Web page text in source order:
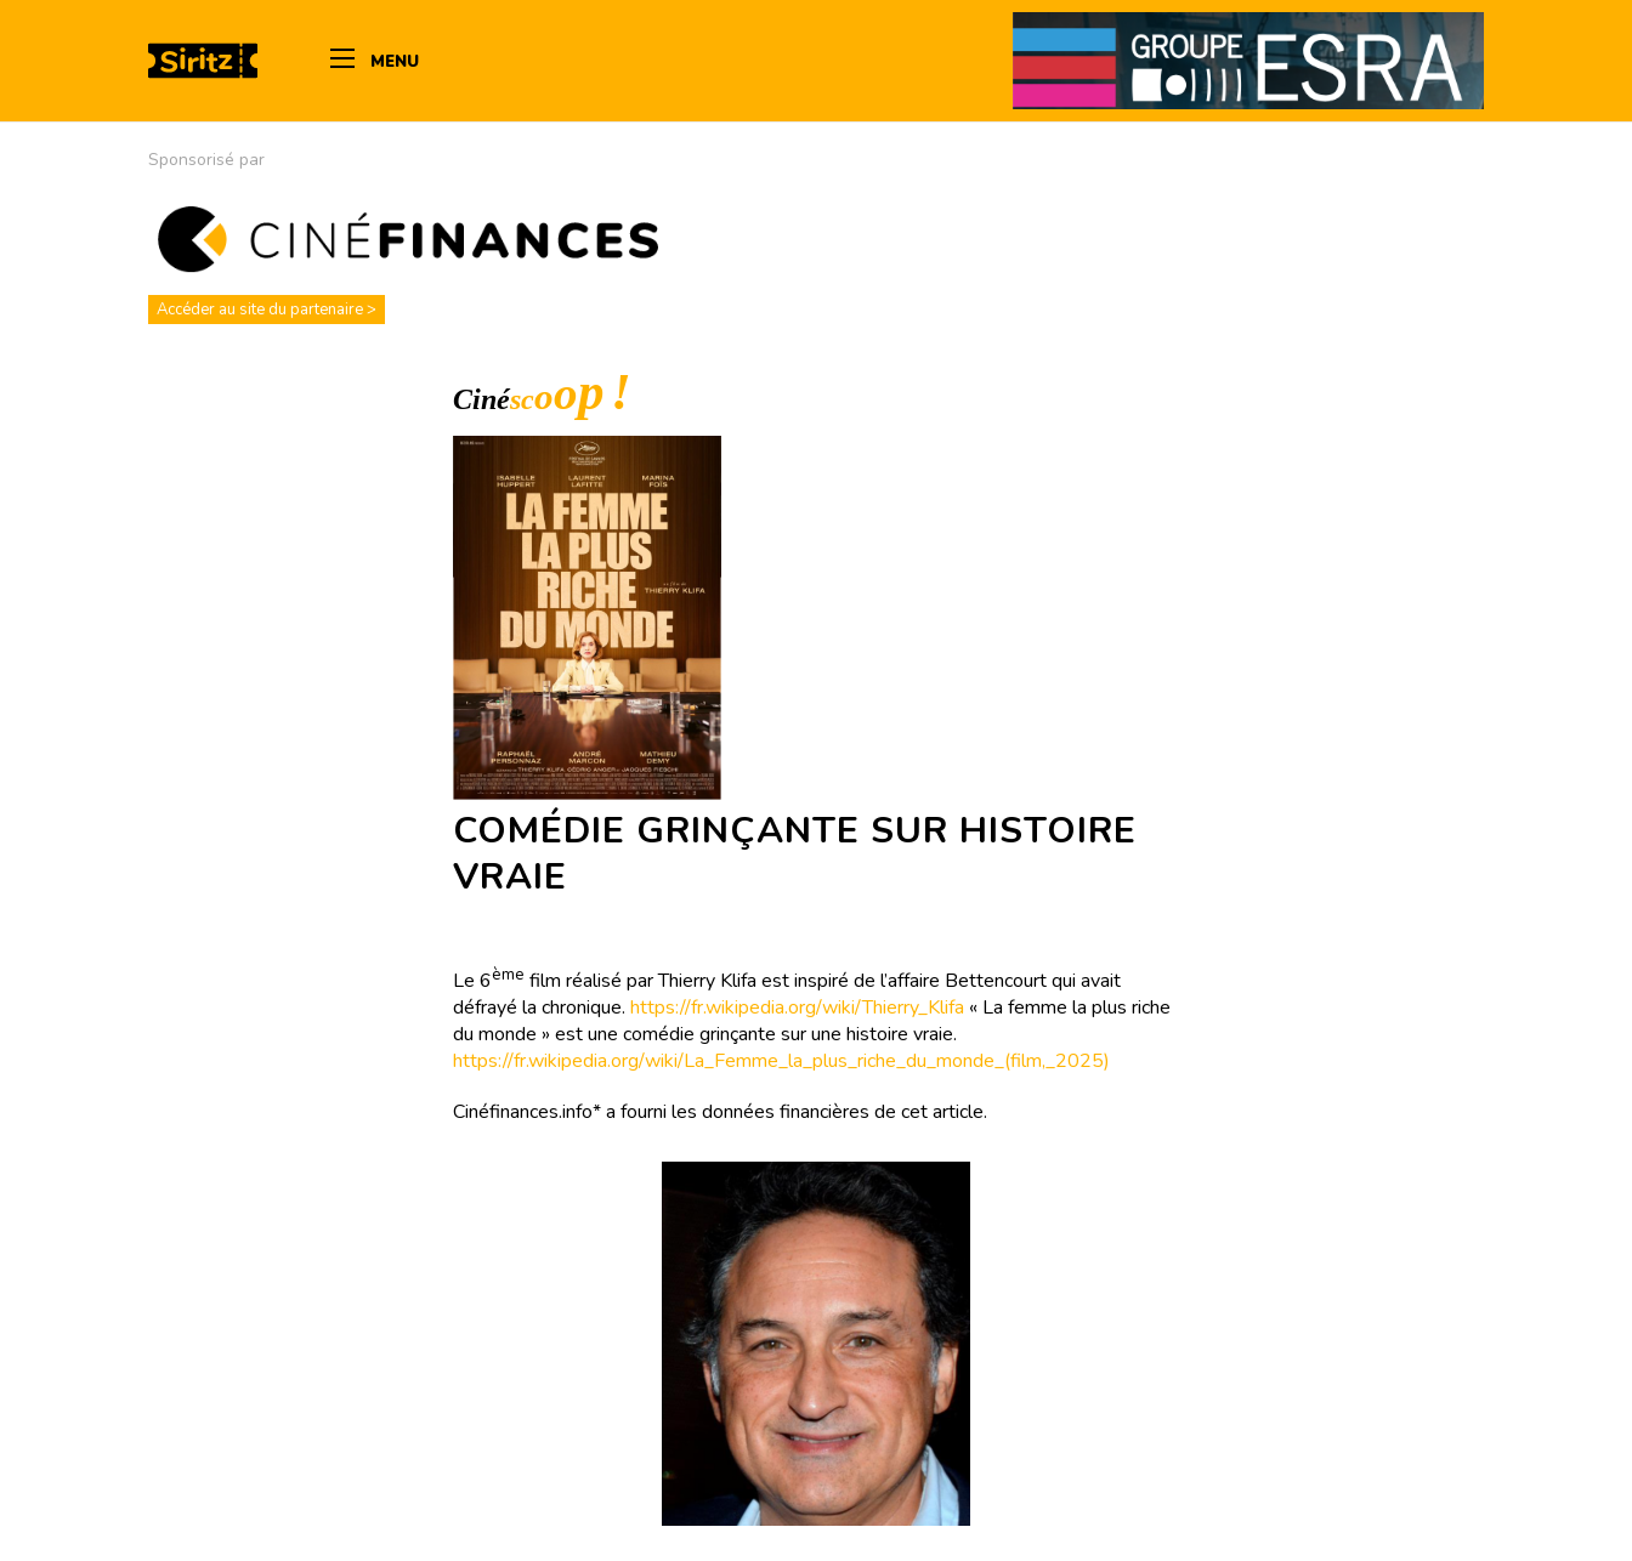
MENU
Sponsorisé par
Accéder au site du partenaire >
COMÉDIE GRINÇANTE SUR HISTOIRE
VRAIE
Le 6ème film réalisé par Thierry Klifa est inspiré de l’affaire Bettencourt qui avait
défrayé la chronique. https://fr.wikipedia.org/wiki/Thierry_Klifa « La femme la plus riche
du monde » est une comédie grinçante sur une histoire vraie.
https://fr.wikipedia.org/wiki/La_Femme_la_plus_riche_du_monde_(film,_2025)
Cinéfinances.info* a fourni les données financières de cet article.